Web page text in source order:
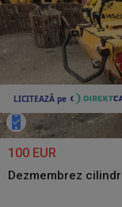
100 EUR
Dezmembrez